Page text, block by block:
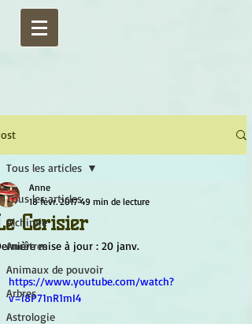
Tous les articles
Alchimie
Ancêtres
Animaux de pouvoir
Arbres
Astrologie
Tous les articles
Cerisier
Anne
18 févr. 2017 49 min de lecture
mise à jour : 20 janv.
https://www.youtube.com/watch?
v=i8P71nR1mI4